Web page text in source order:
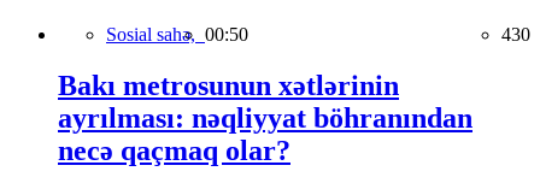
Sosial sahə, 00:50 430
Bakı metrosunun xətlərinin
ayrılması: nəqliyyat böhranından
necə qaçmaq olar?